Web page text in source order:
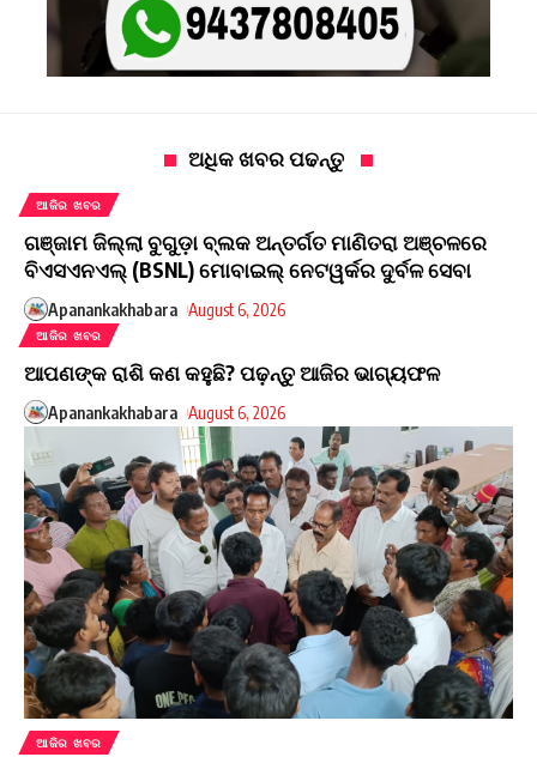
ଅଧିକ ଖବର ପଢନ୍ତୁ
ଆଜିର ଖବର
ଗଞ୍ଜାମ ଜିଲ୍ଲା ବୁଗୁଡ଼ା ବ୍ଲକ ଅନ୍ତର୍ଗତ ମାଣିତରା ଅଞ୍ଚଳରେ
ବିଏସଏନଏଲ୍ (BSNL) ମୋବାଇଲ୍ ନେଟୱର୍କର ଦୁର୍ବଳ ସେବା
Apanankakhabara August 6, 2026
ଆଜିର ଖବର
ଆପଣଙ୍କ ରାଶି କଣ କହୁଛି? ପଢ଼ନ୍ତୁ ଆଜିର ଭାଗ୍ୟଫଳ
Apanankakhabara August 6, 2026
ଆଜିର ଖବର